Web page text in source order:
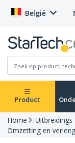
België
Product
Home
Uitbreidings
Omzetting en